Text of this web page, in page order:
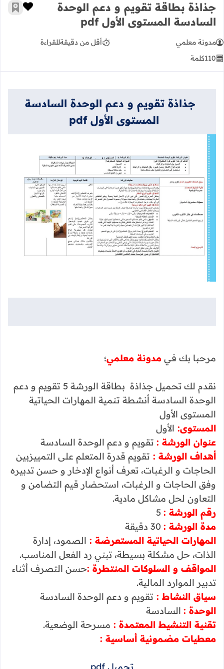
جذاذة بطاقة تقويم و دعم الوحدة
السادسة المستوى الأول pdf
زر
أضف
مدونة معلمي أقل من دقيقةللقراءة
110كلمة
جذاذة تقويم و دعم الوحدة السادسة
المستوى الأول pdf
مرحبا بك في مدونة معلمي؛
نقدم لك تحميل جذاذة بطاقة الورشة 5 تقويم و دعم
الوحدة السادسة أنشطة تنمية المهارات الحياتية
المستوى الأول
المستوى: الأول
عنوان الورشة : تقويم و دعم الوحدة السادسة
أهداف الورشة : تقويم قدرة المتعلم على التمييزبين
الحاجات و الرغبات، تعرف أنواع الإدخار و حسن تدبيره
وفق الحاجات و الرغبات، استحضار قيم التضامن و
التعاون لحل مشاكل مادية.
رقم الورشة :
مدة الورشة :
المهارات الحياتية المستعرضة : الصمود، إدارة
الذات، حل مشكلة بسيطة، تبني رد الفعل المناسب.
المواقف و السلوكات المنتطرة :حسن التصرف أثناء
تدبير الموارد المالية.
سياق النشاط : تقويم و دعم الوحدة السادسة
الوحدة : السادسة
تقنية التنشيط المعتمدة : مسرحة الوضعية.
معطيات مضمونية أساسية :